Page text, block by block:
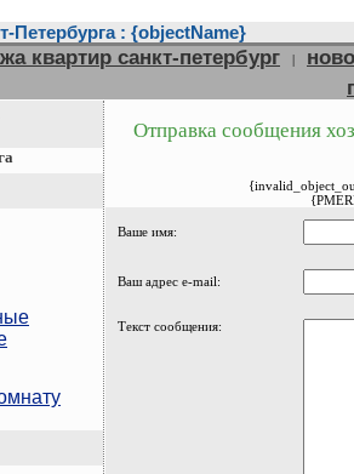
Петербурга : {objectName}
квартир санкт-петербург |
Отправка сообщения
Ваше имя:
Ваш адрес e-mail:
Текст сообщения: